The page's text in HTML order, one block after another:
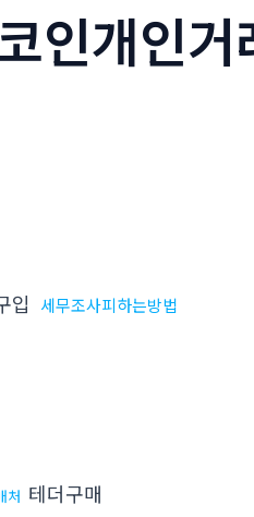
인개인
입 세무조사피하는방법
처 테더구매